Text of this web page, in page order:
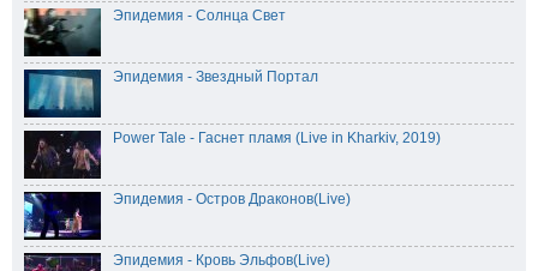
Эпидемия - Солнца Свет
Эпидемия - Звездный Портал
Power Tale - Гаснет пламя (Live in Kharkiv, 2019)
Эпидемия - Остров Драконов(Live)
Эпидемия - Кровь Эльфов(Live)